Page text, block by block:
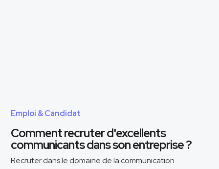
Emploi & Candidat
Comment recruter d'excellents
communicants dans son entreprise ?
Recruter dans le domaine de la communication